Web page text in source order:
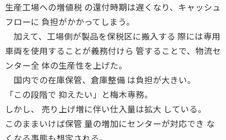
生産工場への増値税 の還付時期は遅くなり、キャッシュ
フローに 負担がかかってしまう。
加えて、工場側が製品を保税区に搬入する 際には専用
車両を使用することが義務付けら 管することで、物流セ
ンター全 体の生産性を上げた。
国内での在庫保管、倉庫整備 は負担が大きい。
「この段階で 抑えたい」と梅木専務。
しかし、 売り上げ増に伴い仕入量は拡大 している。
このままいけば保管 量の増加にセンターが対応でき な